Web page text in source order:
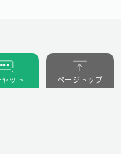
ット ページトップ